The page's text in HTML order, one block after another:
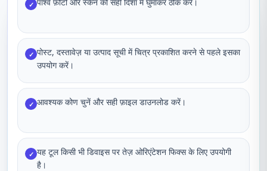
✓
✓ पोस्ट, दस्तावेज़ या उत्पाद सूची में चित्र प्रकाशित करने से पहले इसका
उपयोग करें।
✓ आवश्यक कोण चुनें और सही फ़ाइल डाउनलोड करें।
✓ यह टूल किसी भी डिवाइस पर तेज़ ओरिएंटेशन फिक्स के लिए उपयोगी
है।